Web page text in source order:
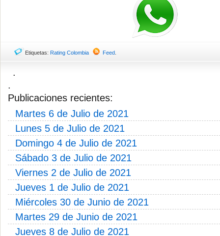
Etiquetas: Rating Colombia Feed
.
.
Publicaciones recientes:
Martes 6 de Julio de 2021
Lunes 5 de Julio de 2021
Domingo 4 de Julio de 2021
Sábado 3 de Julio de 2021
Viernes 2 de Julio de 2021
Jueves 1 de Julio de 2021
Miércoles 30 de Junio de 2021
Martes 29 de Junio de 2021
Jueves 8 de Julio de 2021